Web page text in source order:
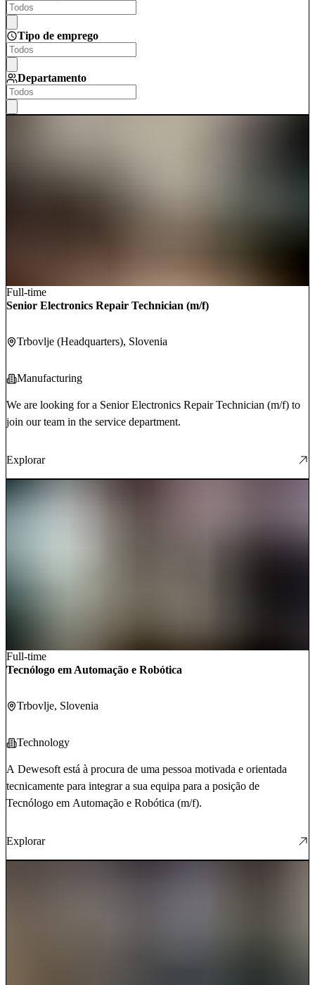
Tipo de emprego
Departamento
Full-time
Senior Electronics Repair Technician (m/f)
Trbovlje (Headquarters), Slovenia
Manufacturing
We are looking for a Senior Electronics Repair Technician (m/f) to
join our team in the service department.
Explorar
Full-time
Tecnólogo em Automação e Robótica
Trbovlje, Slovenia
Technology
A Dewesoft está à procura de uma pessoa motivada e orientada
tecnicamente para integrar a sua equipa para a posição de
Tecnólogo em Automação e Robótica (m/f).
Explorar